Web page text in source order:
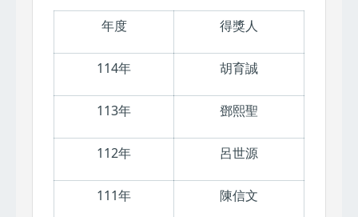
年度 得獎人
114年 胡育誠
113年 鄧熙聖
112年 呂世源
111年 陳信文